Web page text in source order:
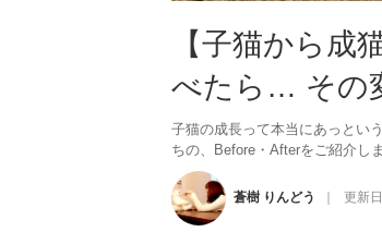
【子猫から
べたら… その
子猫の成長って本当にあっとい
ちの、Before・Afterをご紹介し
蒼樹 りんどう 更新日